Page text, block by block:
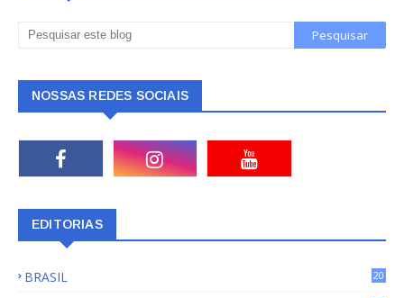
NOSSAS REDES SOCIAIS
EDITORIAS
BRASIL
20